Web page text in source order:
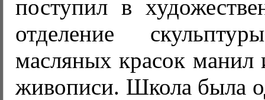
поступил в
отделение
масляных красок манил
живописи. Школа была